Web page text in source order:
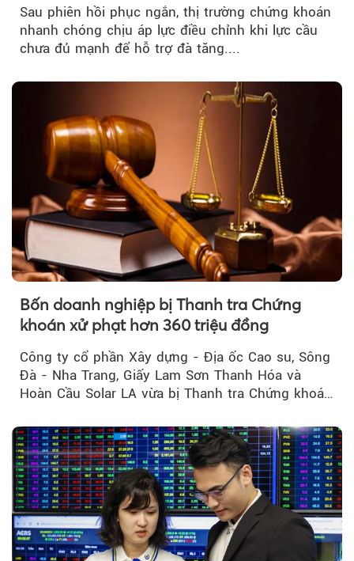
Sau phiên hồi phục ngắn, thị trường chứng khoán
nhanh chóng chịu áp lực điều chỉnh khi lực cầu
chưa đủ mạnh để hỗ trợ đà tăng....
Bốn doanh nghiệp bị Thanh tra Chứng
khoán xử phạt hơn 360 triệu đồng
Công ty cổ phần Xây dựng - Địa ốc Cao su, Sông
Đà - Nha Trang, Giấy Lam Sơn Thanh Hóa và
Hoàn Cầu Solar LA vừa bị Thanh tra Chứng khoán
do vi phạm quy định về công bố thông tin trên
thị trường chứng khoán.